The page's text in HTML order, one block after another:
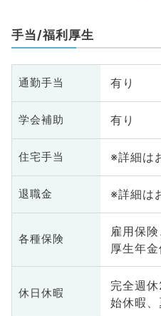
科、老年内科
腺外科、総合
ドック、救急
科、基礎医
ーツ整形外科
産業医、脊髄
手当/福利厚生
通勤手当 有り
学会補助 有り
住宅手当 ※詳細は
退職金 ※詳細は
各種保険
雇用保
厚生年
休日休暇
完全週
始休暇